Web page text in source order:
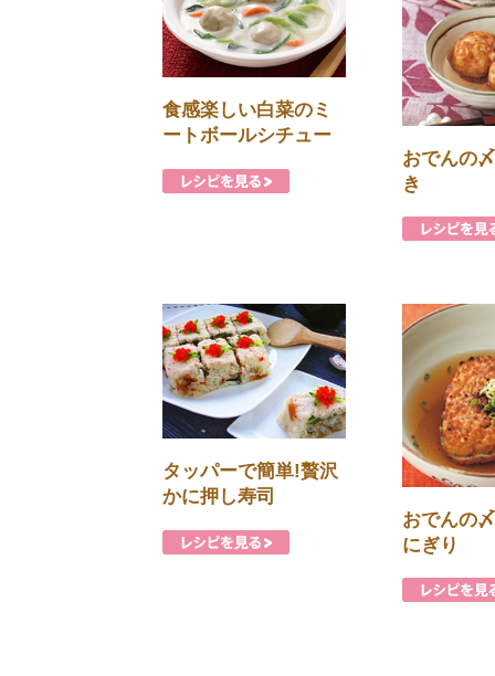
食感楽しい白菜のミ
ートボールシチュー
おでんの
き
タッパーで簡単!贅沢
かに押し寿司
おでんの
にぎり